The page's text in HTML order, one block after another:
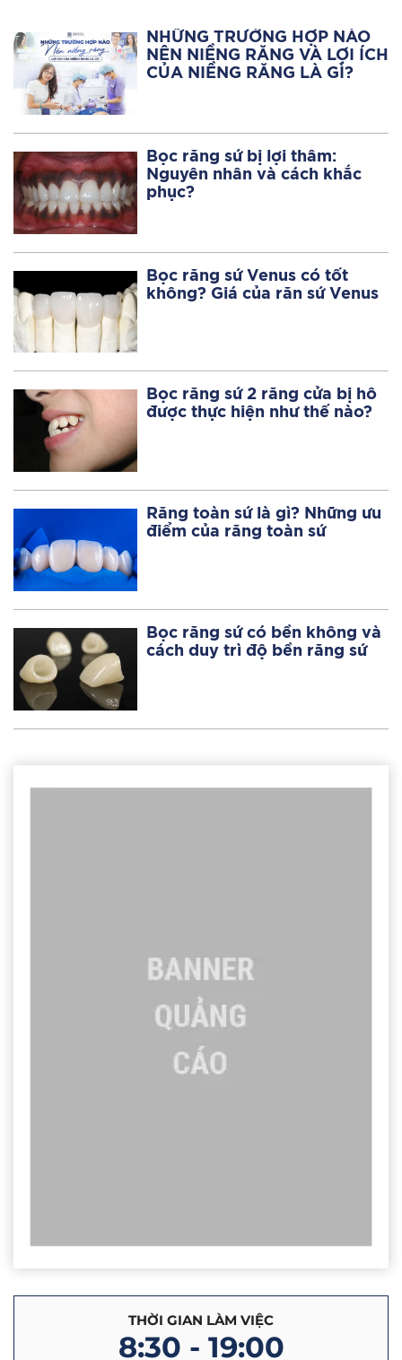
NHỮNG TRƯỜNG HỢP NÀO
NÊN NIỀNG RĂNG VÀ LỢI ÍCH
CỦA NIỀNG RĂNG LÀ GÌ?
Bọc răng sứ bị lợi thâm:
Nguyên nhân và cách khắc
phục?
Bọc răng sứ Venus có tốt
không? Giá của răn sứ Venus
Bọc răng sứ 2 răng cửa bị hô
được thực hiện như thế nào?
Răng toàn sứ là gì? Những ưu
điểm của răng toàn sứ
Bọc răng sứ có bền không và
cách duy trì độ bền răng sứ
THỜI GIAN LÀM VIỆC
8:30 - 19:00